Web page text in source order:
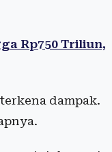
Rp750 Triliun,
dampak.